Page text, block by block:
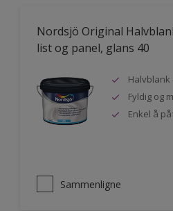
Nordsjö Original
list og panel, glans 40
Fyldig og
Enkel å
Sammenligne